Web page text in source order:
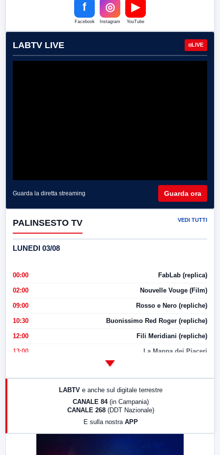
f
Facebook
◎
Instagram
▶
YouTube
LABTV LIVE LIVE
Guarda la diretta streaming Guarda ora
PALINSESTO TV VEDI TUTTI
LUNEDI 03/08
00:00 FabLab (replica)
02:00 Nouvelle Vouge (Film)
09:00 Rosso e Nero (repliche)
10:30 Buonissimo Red Roger (repliche)
12:00 Fili Meridiani (repliche)
13:00 La Mappa dei Piaceri
17:00 LabNews (replica)
LABTV e anche sul digitale terrestre
CANALE 84 (in Campania)
CANALE 268 (DDT Nazionale)
E sulla nostra APP